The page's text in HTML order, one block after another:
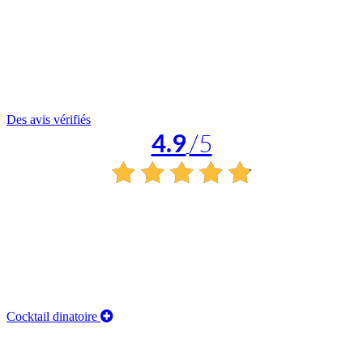
Des avis vérifiés
4.9/5
Cocktail dinatoire